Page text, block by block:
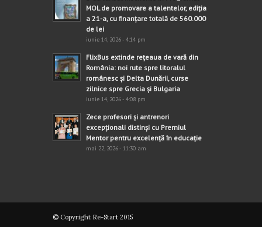
MOL de promovare a talentelor, ediția
a 21-a, cu finanțare totală de 560.000
de lei
iunie 14, 2026 - 4:14 pm
FlixBus extinde rețeaua de vară din
România: noi rute spre litoralul
românesc și Delta Dunării, curse
zilnice spre Grecia și Bulgaria
iunie 14, 2026 - 4:08 pm
Zece profesori și antrenori
excepționali distinși cu Premiul
Mentor pentru excelență în educație
mai 22, 2026 - 11:30 am
© Copyright Re-Start 2015